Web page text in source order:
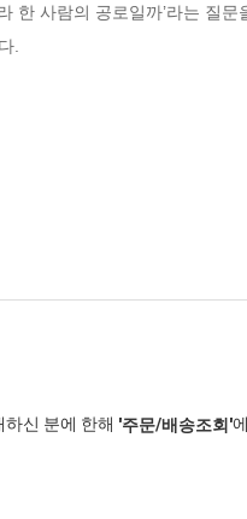
한 사람의 공로일까’라는 질
.
신 분에 한해 '주문/배송조회'